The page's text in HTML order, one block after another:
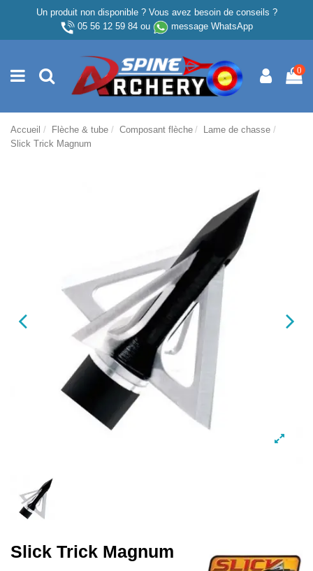
Un produit non disponible ? Vous avez besoin de conseils ?
05 56 12 59 84ou message WhatsApp
0
Accueil Flèche & tube Composant flèche
Lame de chasse
Slick Trick Magnum
Slick Trick Magnum